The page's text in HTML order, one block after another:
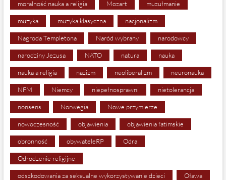
moralność nauka a religia Mozart muzułmanie
muzyka muzyka klasyczna nacjonalizm
Nagroda Templetona Naród wybrany narodowcy
narodziny Jezusa NATO natura nauka
nauka a religia nazizm neoliberalizm neuronauka
NFM Niemcy niepełnosprawni nietolerancja
nonsens Norwegia Nowe przymierze
nowoczesność objawienia objawienia fatimskie
obronność obywateleRP Odra
Odrodzenie religijne
odszkodowania za seksualne wykorzystywanie dzieci Oława